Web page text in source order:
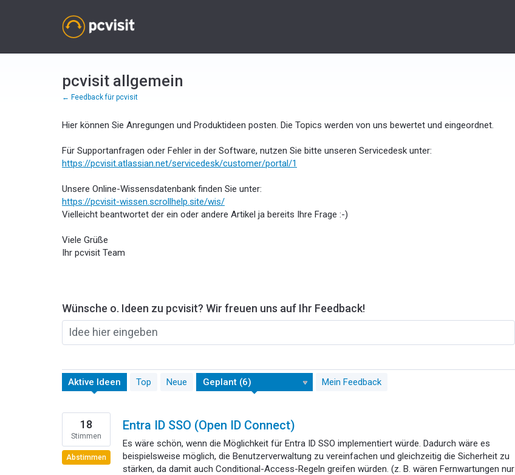
pcvisit allgemein
← Feedback für pcvisit
Hier können Sie Anregungen und Produktideen posten. Die Topics werden von uns bewertet und eingeordnet.
Für Supportanfragen oder Fehler in der Software, nutzen Sie bitte unseren Servicedesk unter:
https://pcvisit.atlassian.net/servicedesk/customer/portal/1
Unsere Online-Wissensdatenbank finden Sie unter:
https://pcvisit-wissen.scrollhelp.site/wis/
Vielleicht beantwortet der ein oder andere Artikel ja bereits Ihre Frage :-)
Viele Grüße
Ihr pcvisit Team
Wünsche o. Ideen zu pcvisit? Wir freuen uns auf Ihr Feedback!
Idee hier eingeben
Aktive Ideen Top Neue Mein Feedback
6
gefundene
Ergebnisse
Entra ID SSO (Open ID Connect)
Es wäre schön, wenn die Möglichkeit für Entra ID SSO implementiert würde. Dadurch wäre es
beispielsweise möglich, die Benutzerverwaltung zu vereinfachen und gleichzeitig die Sicherheit zu
stärken, da damit auch Conditional-Access-Regeln greifen würden. (z. B. wären Fernwartungen nur
18
Stimmen
Abstimmen